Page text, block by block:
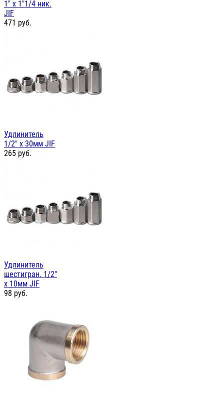
1" х 1"1/4 ник.
JIF
471 руб.
Удлинитель
1/2" х 30мм JIF
265 руб.
Удлинитель
шестигран. 1/2"
х 10мм JIF
98 руб.